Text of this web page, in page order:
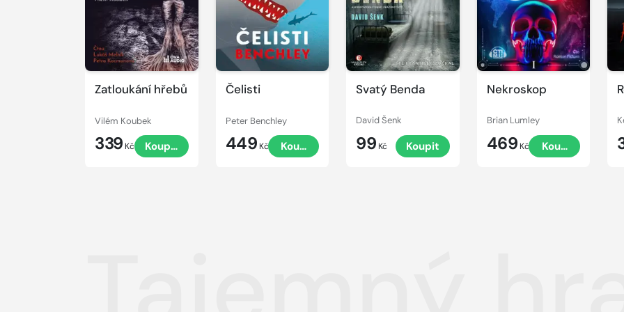
Zatloukání hřebů
Vilém Koubek
339 Kč Koupit
Čelisti
Peter Benchley
449 Kč Koupit
Svatý Benda
David Šenk
99 Kč Koupit
Nekroskop
Brian Lumley
469 Kč Koupit